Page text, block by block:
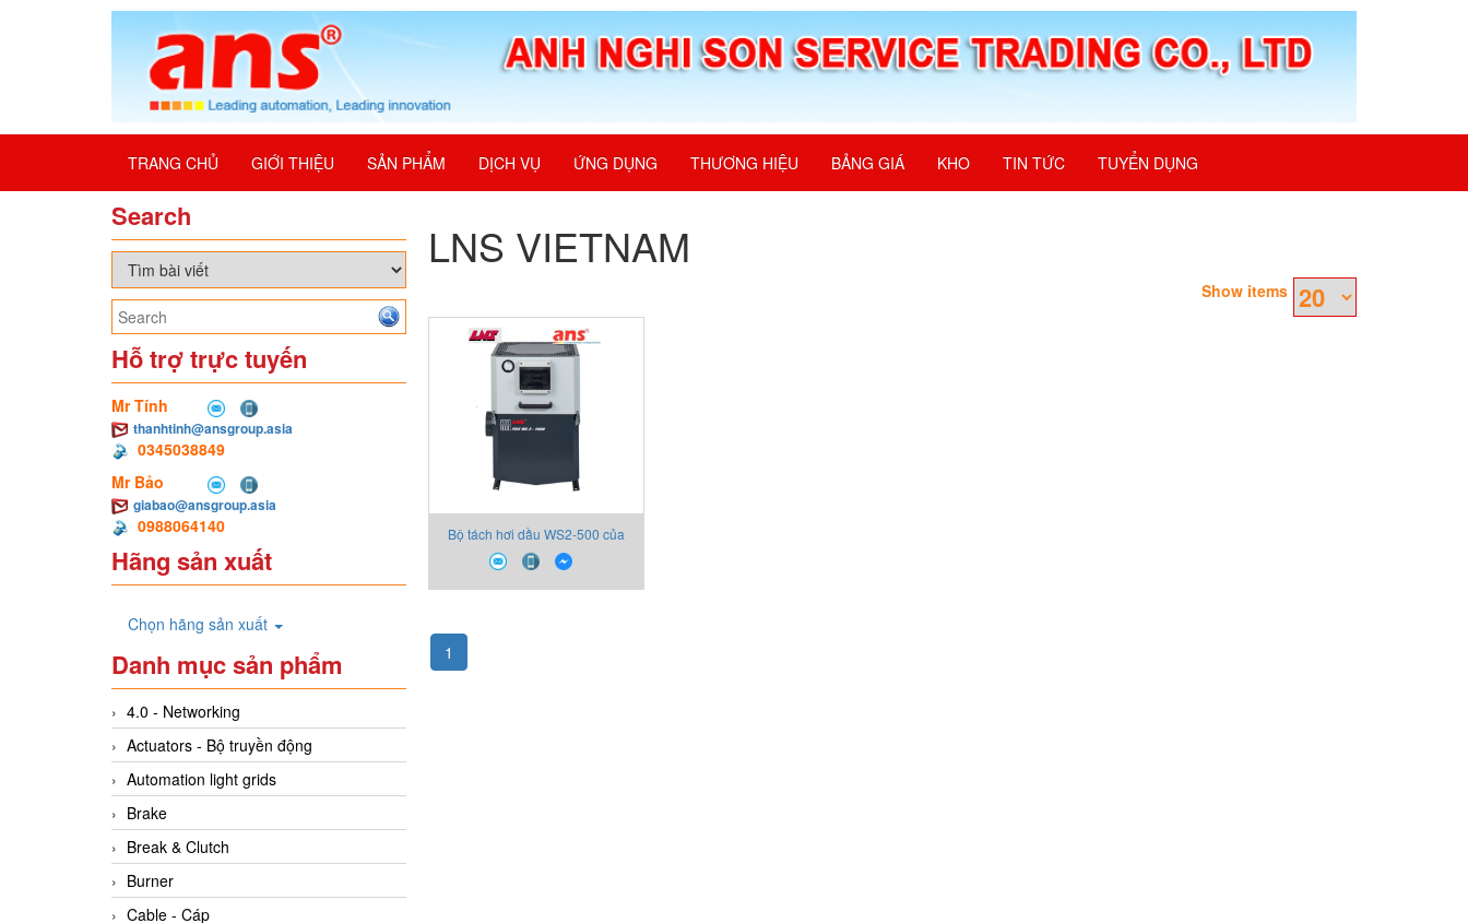
TRANG CHỦ GIỚI THIỆU SẢN PHẨM DỊCH VỤ ỨNG DỤNG THƯƠNG HIỆU BẢNG GIÁ KHO TIN TỨC TUYỂN DỤNG
Search
Hỗ trợ trực tuyến
Mr Tính
thanhtinh@ansgroup.asia
0345038849
Mr Bảo
giabao@ansgroup.asia
0988064140
Hãng sản xuất
Chọn hãng sản xuất
Danh mục sản phẩm
4.0 - Networking
Actuators - Bộ truyền động
Automation light grids
Brake
Break & Clutch
Burner
Cable - Cáp
LNS VIETNAM
Show items
Bộ tách hơi dầu WS2-500 của
nhà sản xuất LNS _ Oil Mist
Collectors WS2-500 LNS
1